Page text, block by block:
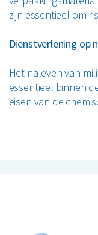
zijn essentieel om
Dienstverlening op
Het naleven van
essentieel binnen
eisen van de